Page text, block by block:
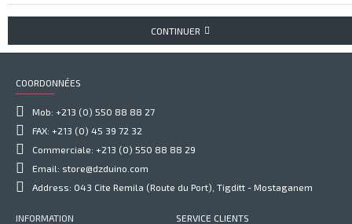
CONTINUER
COORDONNÉES
Mob: +213 (0) 550 88 88 27
FAX: +213 (0) 45 39 72 32
Commerciale: +213 (0) 550 88 88 29
Email: store@dzduino.com
Address: 043 Cite Remila (Route du Port), Tigditt - Mostaganem
INFORMATION SERVICE CLIENTS